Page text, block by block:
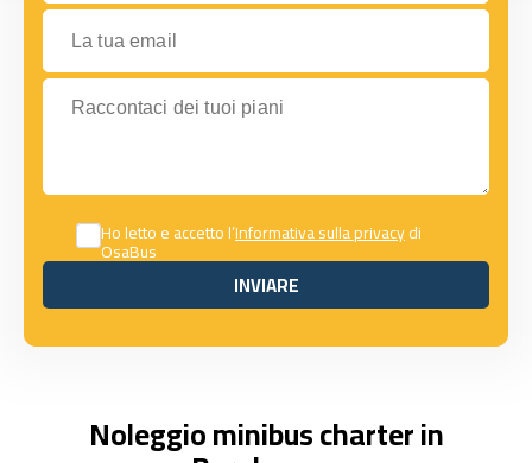
La tua email
Raccontaci dei tuoi piani
Ho letto e accetto l’Informativa sulla privacydi
OsaBus
INVIARE
INVIARE
Noleggio minibus charter in